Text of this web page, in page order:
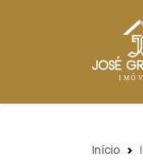
Início